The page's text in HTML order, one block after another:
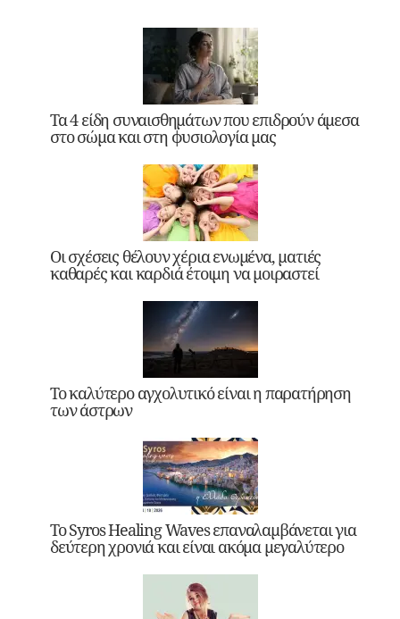
Τα 4 είδη συναισθημάτων που επιδρούν άμεσα
στο σώμα και στη φυσιολογία μας
Οι σχέσεις θέλουν χέρια ενωμένα, ματιές
καθαρές και καρδιά έτοιμη να μοιραστεί
Το καλύτερο αγχολυτικό είναι η παρατήρηση
των άστρων
Το Syros Healing Waves επαναλαμβάνεται για
δεύτερη χρονιά και είναι ακόμα μεγαλύτερο